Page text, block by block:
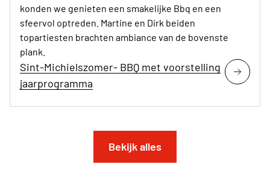
konden we genieten een smakelijke Bbq en een
sfeervol optreden. Martine en Dirk beiden
topartiesten brachten ambiance van de bovenste
plank.
Sint-Michielszomer- BBQ met voorstelling
jaarprogramma
Bekijk alles